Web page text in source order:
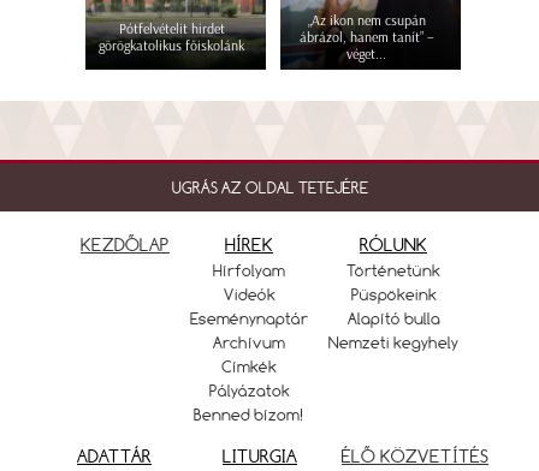
Pótfelvételit hirdet
görögkatolikus főiskolánk
„Az ikon nem csupán
ábrázol, hanem tanít” –
véget...
UGRÁS AZ OLDAL TETEJÉRE
KEZDŐLAP HÍREK
Hírfolyam
Videók
Eseménynaptár
Archívum
Címkék
Pályázatok
Benned bízom!
RÓLUNK
Történetünk
Püspökeink
Alapító bulla
Nemzeti kegyhely
ADATTÁR LITURGIA ÉLŐ KÖZVETÍTÉS